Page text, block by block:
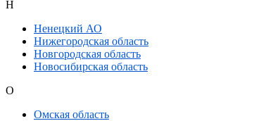
Н
Ненецкий АО
Нижегородская область
Новгородская область
Новосибирская область
О
Омская область